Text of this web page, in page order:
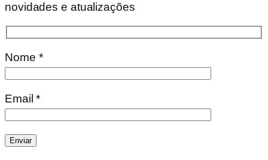
novidades e atualizações
Nome *
Email *